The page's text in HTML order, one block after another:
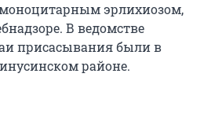
эрлихиозом,
В ведомстве
присасывания были в
районе.